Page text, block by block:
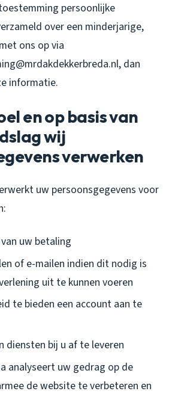
persoonlijke
over een minderjarige,
ons op via
dan
informatie.
en op basis van
wij
verwerken
uw persoonsgegevens voor
uw betaling
of e-mailen indien dit nodig is
uit te kunnen voeren
te bieden een account aan te
diensten bij u af te leveren
analyseert uw gedrag op de
de website te verbeteren en